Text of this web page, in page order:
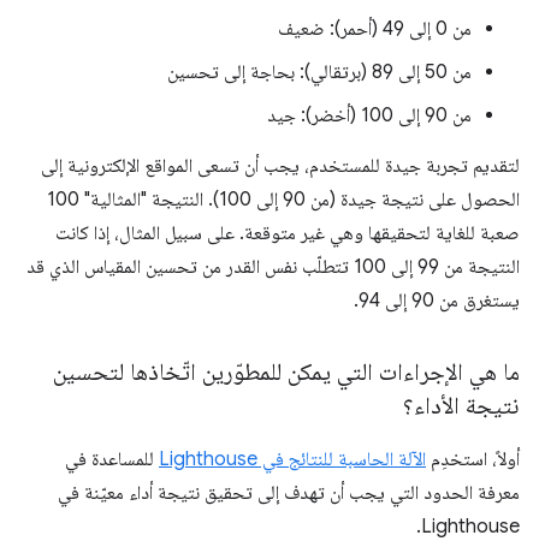
من 0 إلى 49 (أحمر): ضعيف
من 50 إلى 89 (برتقالي): بحاجة إلى تحسين
من 90 إلى 100 (أخضر): جيد
لتقديم تجربة جيدة للمستخدم، يجب أن تسعى المواقع الإلكترونية إلى
الحصول على نتيجة جيدة (من 90 إلى 100). النتيجة "المثالية" 100
صعبة للغاية لتحقيقها وهي غير متوقعة. على سبيل المثال، إذا كانت
النتيجة من 99 إلى 100 تتطلّب نفس القدر من تحسين المقياس الذي قد
يستغرق من 90 إلى 94.
ما هي الإجراءات التي يمكن للمطوّرين اتّخاذها لتحسين
نتيجة الأداء؟
أولاً، استخدِم الآلة الحاسبة للنتائج في Lighthouse
للمساعدة في
معرفة الحدود التي يجب أن تهدف إلى تحقيق نتيجة أداء معيّنة في
Lighthouse.